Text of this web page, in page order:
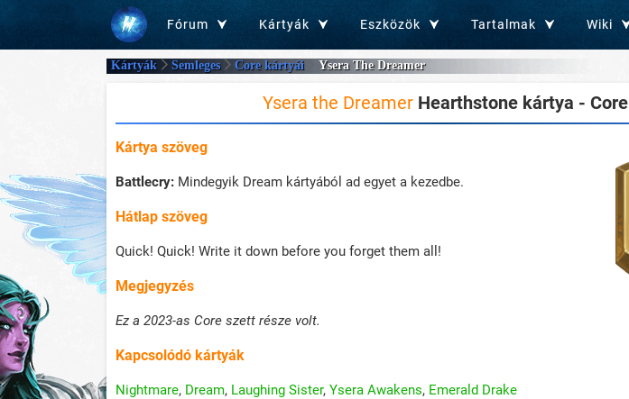
Fórum Kártyák Eszközök Tartalmak Wiki
Kártyák Semleges Core kártyái Ysera The Dreamer
Ysera the DreamerHearthstone kártya - Core
Kártya szöveg
Battlecry: Mindegyik Dream kártyából ad egyet a kezedbe.
Hátlap szöveg
Quick! Quick! Write it down before you forget them all!
Megjegyzés
Ez a 2023-as Core szett része volt.
Kapcsolódó kártyák
Nightmare, Dream, Laughing Sister, Ysera Awakens, Emerald Drake